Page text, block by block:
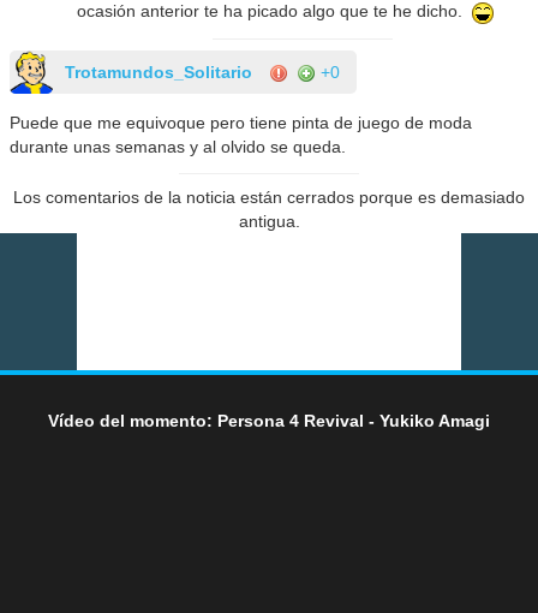
ocasión anterior te ha picado algo que te he dicho.
Trotamundos_Solitario +0
Puede que me equivoque pero tiene pinta de juego de moda
durante unas semanas y al olvido se queda.
Los comentarios de la noticia están cerrados porque es demasiado
antigua.
Vídeo del momento: Persona 4 Revival - Yukiko Amagi